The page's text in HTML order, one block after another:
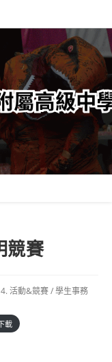
競賽
4. 活動&競賽/學生事務
載